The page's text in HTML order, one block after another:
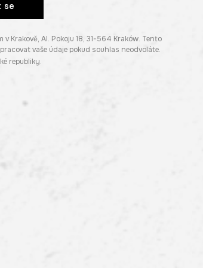
se
Krakově, Al. Pokoju 18, 31-564 Kraków. Tento
vaše údaje pokud souhlas neodvoláte.
republiky.